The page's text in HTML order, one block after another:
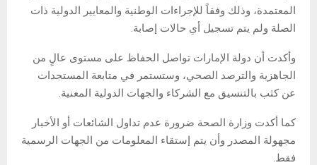
المعتمدة، وذلك وفقاً للإجراءات الوطنية والمعايير الدولية ذات
الصلة ولم يتم تسجيل أي حالات إصابة.
وأكدت أن دولة الإمارات تواصل الحفاظ على مستوى عالٍ من
الجاهزية والترصد الصحي، وستستمر في متابعة المستجدات
عن كثب بالتنسيق مع الشركاء والجهات الدولية المعنية.
كما أكدت وزارة الصحة ضرورة عدم تداول الشائعات أو الأخبار
مجهولة المصدر وأن يتم إستقاء المعلومات من الجهات الرسمية
فقط.